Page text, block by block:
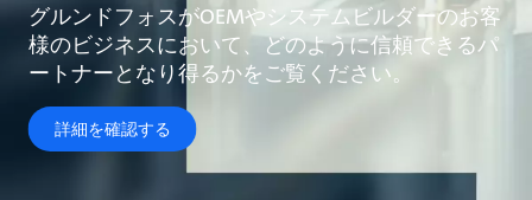
グルンドフォスがOEMやシステムビルダーのお客
様のビジネスにおいて、どのように信頼できるパ
ートナーとなり得るかをご覧ください。
詳細を確認する